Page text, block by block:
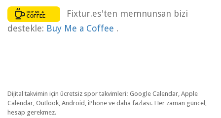
Fixtur.es'ten memnunsan bizi
destekle: Buy Me a Coffee .
Dijital takvimin için ücretsiz spor takvimleri: Google Calendar, Apple
Calendar, Outlook, Android, iPhone ve daha fazlası. Her zaman güncel,
hesap gerekmez.